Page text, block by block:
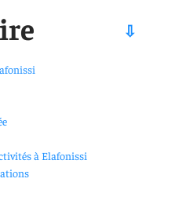
à Elafonissi